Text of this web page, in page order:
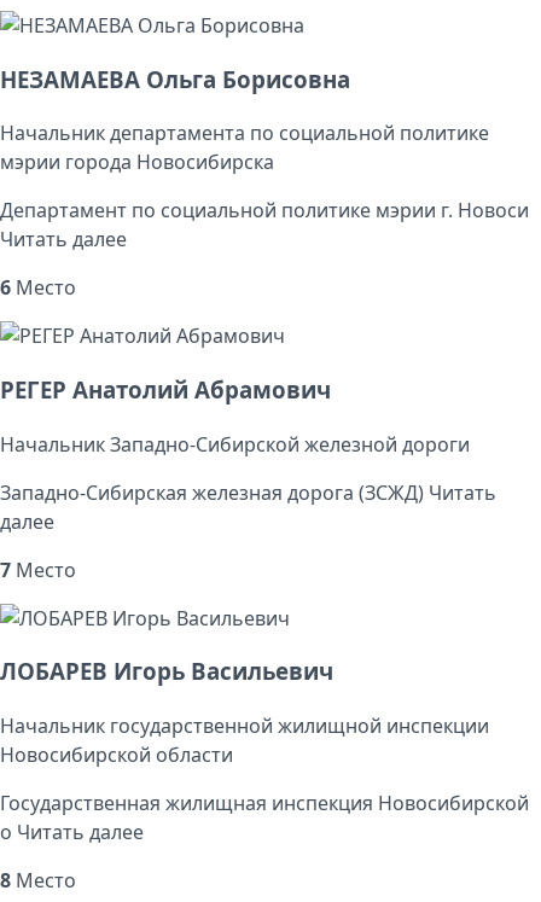
НЕЗАМАЕВА Ольга Борисовна
Начальник департамента по социальной политике
мэрии города Новосибирска
Департамент по социальной политике мэрии г. Новоси
Читать далее
6 Место
РЕГЕР Анатолий Абрамович
Начальник Западно-Сибирской железной дороги
Западно-Сибирская железная дорога (ЗСЖД) Читать
далее
7 Место
ЛОБАРЕВ Игорь Васильевич
Начальник государственной жилищной инспекции
Новосибирской области
Государственная жилищная инспекция Новосибирской
о Читать далее
8 Место